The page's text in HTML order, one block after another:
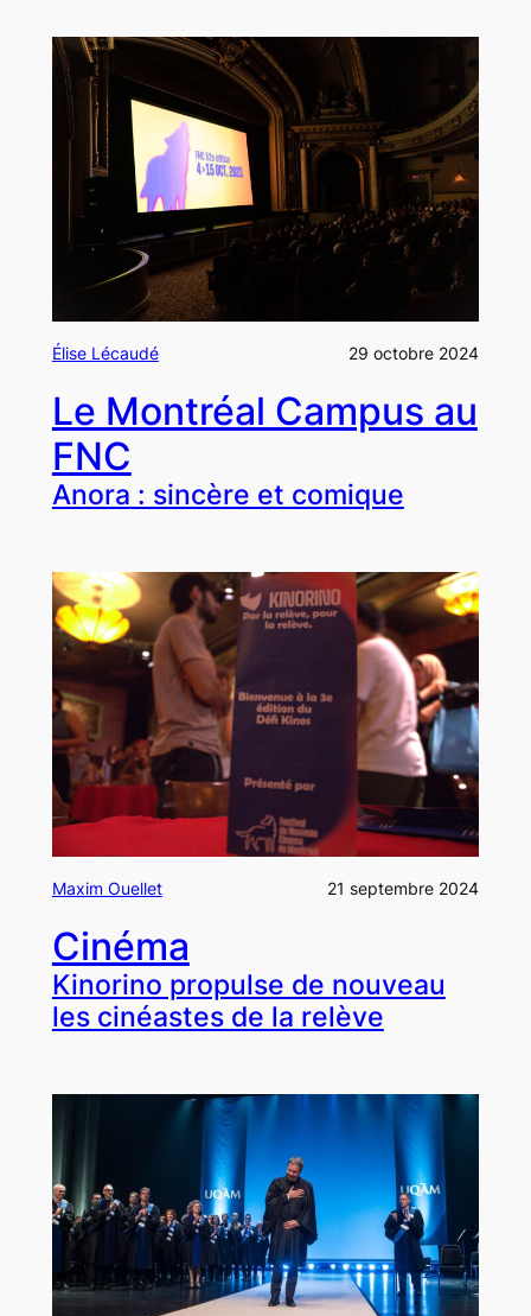
Élise Lécaudé 29 octobre 2024
Le Montréal Campus au
FNC
Anora : sincère et comique
Maxim Ouellet 21 septembre 2024
Cinéma
Kinorino propulse de nouveau
les cinéastes de la relève